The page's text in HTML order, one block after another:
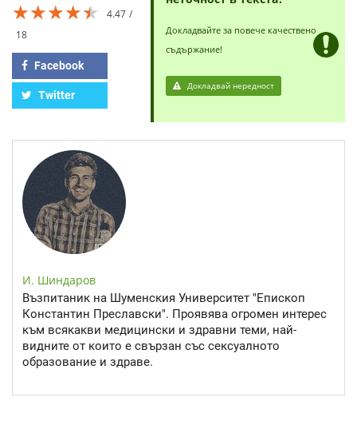
★★★★★
★★★★★
★★★★★
4.47
18
Facebook
Twitter
Докладвайте за повече качествено
съдържание!
Докладвай нередност
И. Шиндаров
Възпитаник на Шуменския Университет "Епископ
Константин Преславски". Проявява огромен интерес
към всякакви медицински и здравни теми, най-
видните от които е свързан със сексуалното
образование и здраве.